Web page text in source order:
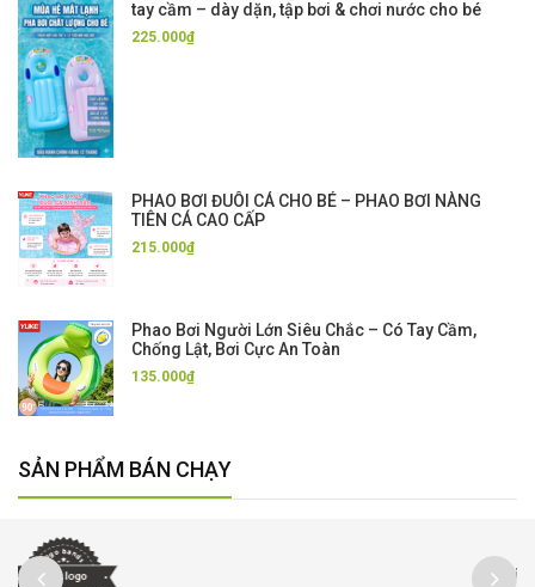
tay cầm – dày dặn, tập bơi & chơi nước cho bé
225.000₫
PHAO BƠI ĐUÔI CÁ CHO BÉ – PHAO BƠI NÀNG
TIÊN CÁ CAO CẤP
215.000₫
Phao Bơi Người Lớn Siêu Chắc – Có Tay Cầm,
Chống Lật, Bơi Cực An Toàn
135.000₫
SẢN PHẨM BÁN CHẠY